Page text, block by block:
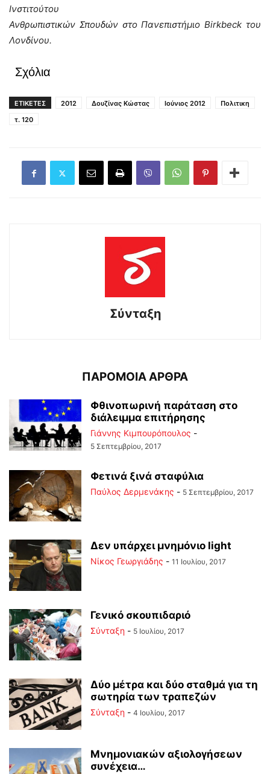
Ινστιτούτου
Ανθρωπιστικών Σπουδών στο Πανεπιστήμιο Birkbeck του
Λονδίνου.
Σχόλια
ΕΤΙΚΕΤΕΣ 2012 Δουζίνας Κώστας Ιούνιος 2012
Πολιτικη
τ. 120
Σύνταξη
ΠΑΡΟΜΟΙΑ ΑΡΘΡΑ
Φθινοπωρινή παράταση στο
διάλειμμα επιτήρησης
Γιάννης Κιμπουρόπουλος -
5 Σεπτεμβρίου, 2017
Φετινά ξινά σταφύλια
Παύλος Δερμενάκης - 5 Σεπτεμβρίου, 2017
Δεν υπάρχει μνημόνιο light
Νίκος Γεωργιάδης - 11 Ιουλίου, 2017
Γενικό σκουπιδαριό
Σύνταξη - 5 Ιουλίου, 2017
Δύο μέτρα και δύο σταθμά για τη
σωτηρία των τραπεζών
Σύνταξη - 4 Ιουλίου, 2017
Μνημονιακών αξιολογήσεων
συνέχεια…